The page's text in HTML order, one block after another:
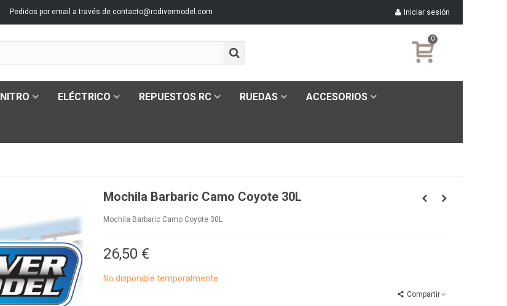
Pedidos por email a través de contacto@rcdivermodel.com Iniciar sesión
0
NITRO ELÉCTRICO REPUESTOS RC RUEDAS ACCESORIOS
Mochila Barbaric Camo Coyote 30L
Mochila Barbaric Camo Coyote 30L
26,50 €
No disponible temporalmente
Compartir